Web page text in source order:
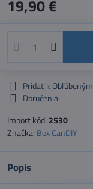
19,90 €
Pridať k Obľúbeným
Doručenia
Import kód: 2530
Značka: Box CanDIY
Popis